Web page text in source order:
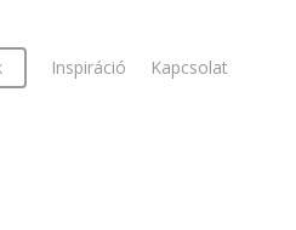
Inspiráció Kapcsolat